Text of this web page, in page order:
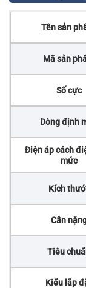
Tên sản
Mã sản
Số cực
Dòng định
Điện áp cách
mức
Kích
Cân
Tiêu
Kiểu lắp